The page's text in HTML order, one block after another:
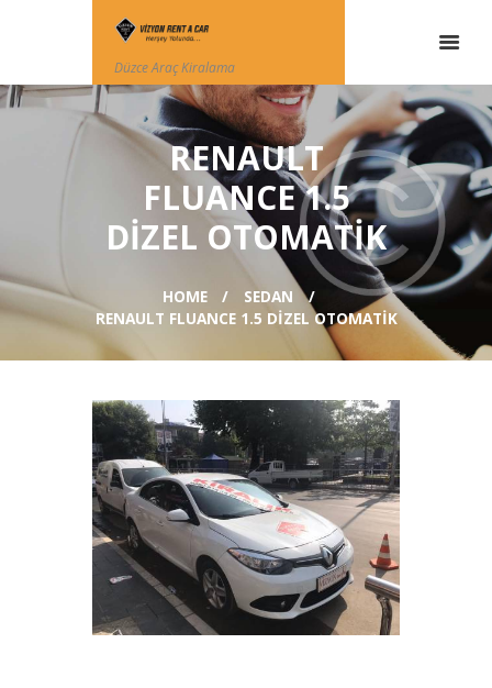
Düzce Araç Kiralama
RENAULT
FLUANCE 1.5
DIZEL OTOMATIK
HOME
SEDAN
RENAULT FLUANCE 1.5 DIZEL OTOMATIK